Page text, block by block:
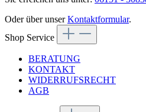
Oder über unserKontaktformular.
Shop Service
BERATUNG
KONTAKT
WIDERRUFSRECHT
AGB